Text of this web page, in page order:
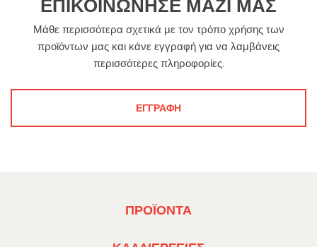
ΕΠΙΚΟΙΝΩΝΗΣΕ ΜΑΖΙ ΜΑΣ
Μάθε περισσότερα σχετικά με τον τρόπο χρήσης των
προϊόντων μας και κάνε εγγραφή για να λαμβάνεις
περισσότερες πληροφορίες.
ΕΓΓΡΑΦΗ
ΠΡΟΪΌΝΤΑ